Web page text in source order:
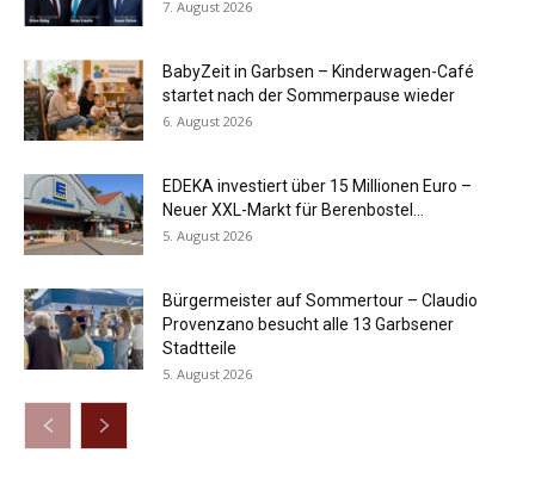
7. August 2026
BabyZeit in Garbsen – Kinderwagen-Café
startet nach der Sommerpause wieder
6. August 2026
EDEKA investiert über 15 Millionen Euro –
Neuer XXL-Markt für Berenbostel...
5. August 2026
Bürgermeister auf Sommertour – Claudio
Provenzano besucht alle 13 Garbsener
Stadtteile
5. August 2026